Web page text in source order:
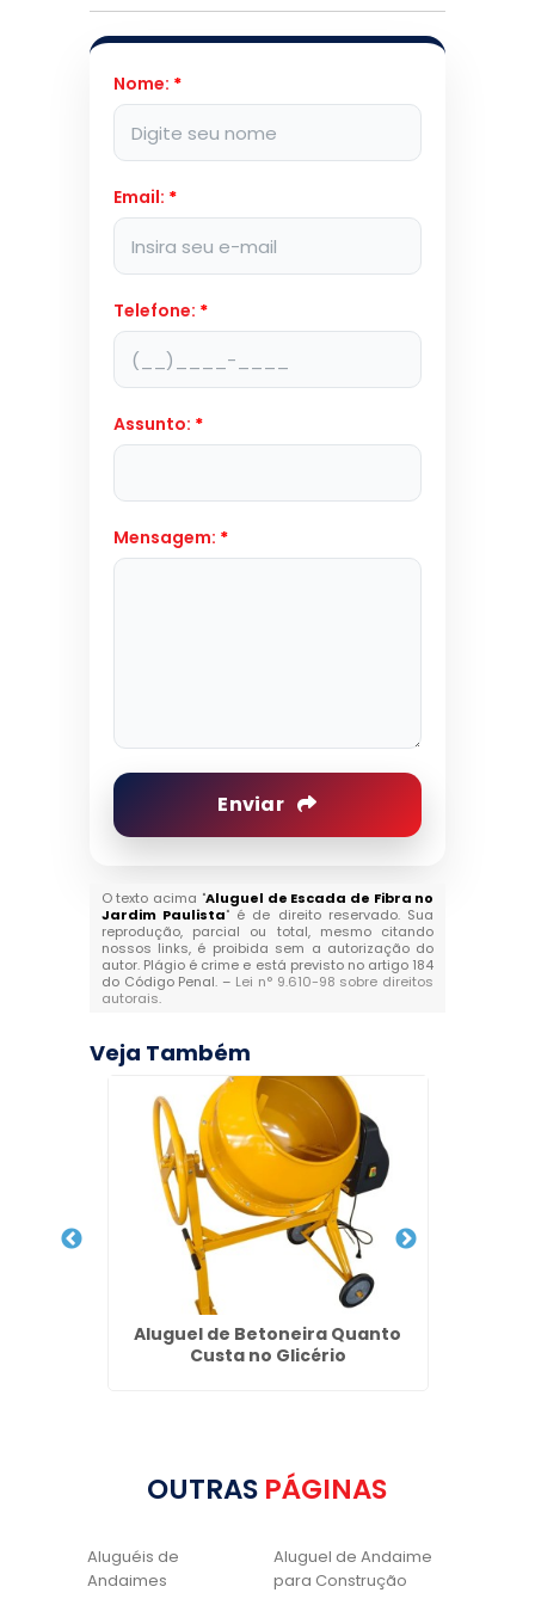
Nome: *
Email: *
Telefone: *
Assunto: *
Mensagem: *
Enviar
O texto acima "Aluguel de Escada de Fibra no
Jardim Paulista" é de direito reservado. Sua
reprodução, parcial ou total, mesmo citando
nossos links, é proibida sem a autorização do
autor. Plágio é crime e está previsto no artigo 184
do Código Penal. – Lei n° 9.610-98 sobre direitos
autorais.
Veja Também
Aluguel de Betoneira Quanto
Custa no Glicério
OUTRAS PÁGINAS
Aluguéis de
Andaimes
Aluguel de Andaime
para Construção